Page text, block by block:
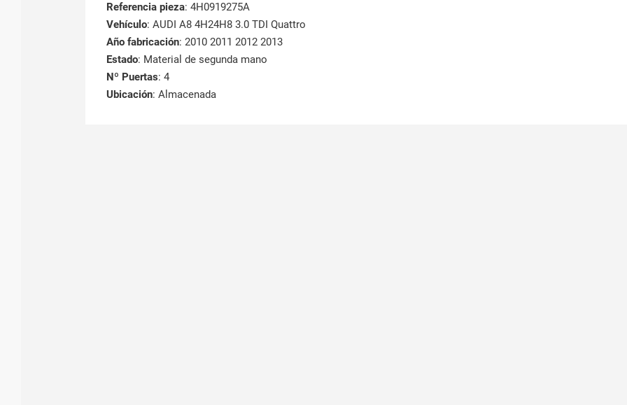
Referencia pieza: 4H0919275A
Vehículo: AUDI A8 4H24H8 3.0 TDI Quattro
Año fabricación: 2010 2011 2012 2013
Estado: Material de segunda mano
Nº Puertas: 4
Ubicación: Almacenada